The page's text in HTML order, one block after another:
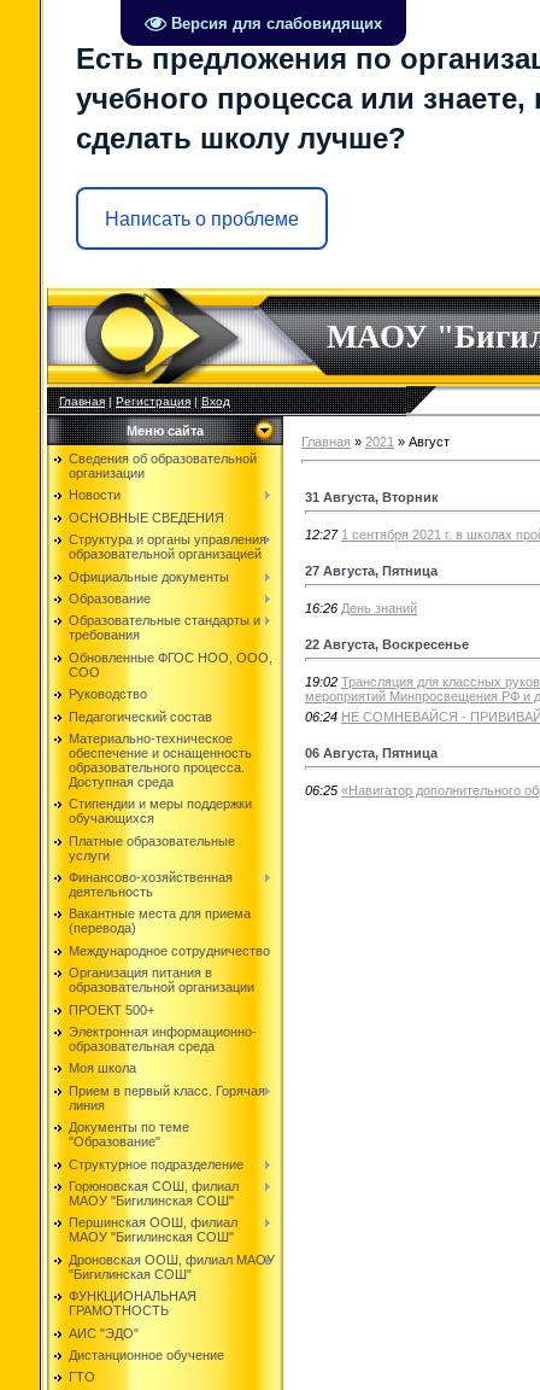
Версия для слабовидящих
Есть предложения по
учебного процесса или знаете,
сделать школу лучше?
Написать о проблеме
МАОУ
Главная|Регистрация|Вход
Меню сайта
Сведения об образовательной
организации
Новости
ОСНОВНЫЕ СВЕДЕНИЯ
Структура и органы управления
образовательной организацией
Официальные документы
Образование
Образовательные стандарты и
требования
Обновленные ФГОС НОО, ООО,
СОО
Руководство
Педагогический состав
Материально-техническое
обеспечение и оснащенность
образовательного процесса.
Доступная среда
Стипендии и меры поддержки
обучающихся
Платные образовательные
услуги
Финансово-хозяйственная
деятельность
Вакантные места для приема
(перевода)
Международное сотрудничество
Организация питания в
образовательной организации
ПРОЕКТ 500+
Электронная информационно-
образовательная среда
Моя школа
Прием в первый класс. Горячая
линия
Документы по теме
"Образование"
Структурное подразделение
Горюновская СОШ, филиал
МАОУ "Бигилинская СОШ"
Першинская ООШ, филиал
МАОУ "Бигилинская СОШ"
Дроновская ООШ, филиал МАОУ
"Бигилинская СОШ"
ФУНКЦИОНАЛЬНАЯ
ГРАМОТНОСТЬ
АИС "ЭДО"
Дистанционное обучение
ГТО
Главная » 2021 » Август
31 Августа, Вторник
12:27 1 сентября 2021 г. в школах
27 Августа, Пятница
16:26 День знаний
22 Августа, Воскресенье
19:02 Трансляция для классных
мероприятий Минпросвещения РФ и
06:24 НЕ СОМНЕВАЙСЯ -
06 Августа, Пятница
06:25 «Навигатор дополнительного